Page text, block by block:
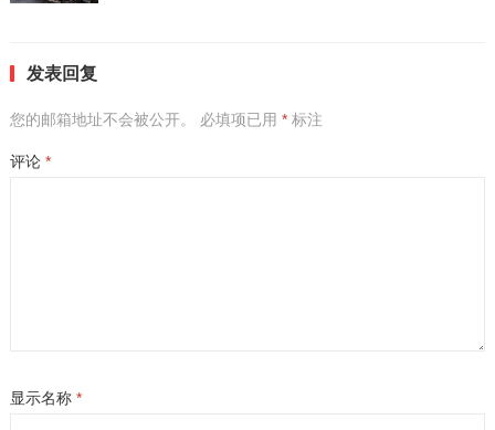
发表回复
您的邮箱地址不会被公开。 必填项已用 *标注
评论 *
显示名称 *